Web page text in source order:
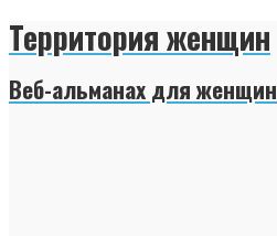
Территория женщин
Веб-альманах для женщин